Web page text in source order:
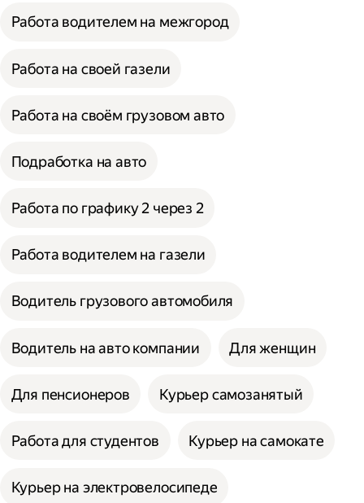
Работа водителем на межгород
Работа на своей газели
Работа на своём грузовом авто
Подработка на авто
Работа по графику 2 через 2
Работа водителем на газели
Водитель грузового автомобиля
Водитель на авто компании Для женщин
Для пенсионеров Курьер самозанятый
Работа для студентов Курьер на самокате
Курьер на электровелосипеде